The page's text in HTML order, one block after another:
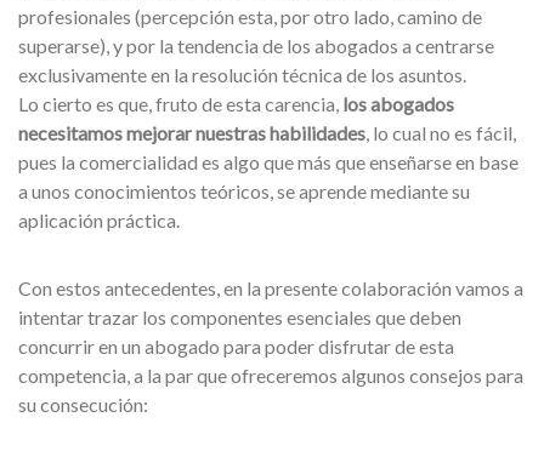
profesionales (percepción esta, por otro lado, camino de
superarse), y por la tendencia de los abogados a centrarse
exclusivamente en la resolución técnica de los asuntos.
Lo cierto es que, fruto de esta carencia, los abogados
necesitamos mejorar nuestras habilidades, lo cual no es fácil,
pues la comercialidad es algo que más que enseñarse en base
a unos conocimientos teóricos, se aprende mediante su
aplicación práctica.
Con estos antecedentes, en la presente colaboración vamos a
intentar trazar los componentes esenciales que deben
concurrir en un abogado para poder disfrutar de esta
competencia, a la par que ofreceremos algunos consejos para
su consecución: